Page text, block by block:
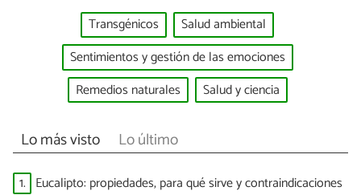
Transgénicos
Salud ambiental
Sentimientos y gestión de las emociones
Remedios naturales
Salud y ciencia
Lo más visto Lo último
1. Eucalipto: propiedades, para qué sirve y contraindicaciones